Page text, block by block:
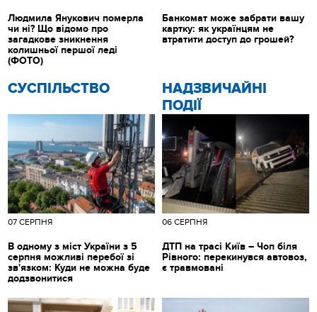
CУСПІЛЬСТВО
07 СЕРПНЯ
В одному з міст України з 5
серпня можливі перебої зі
зв'язком: Куди не можна буде
додзвонитися
НАДЗВИЧАЙНІ
ПОДІЇ
06 СЕРПНЯ
ДТП на трасі Київ – Чоп біля
Рівного: перекинувся автовоз,
є травмовані
Людмила Янукович померла
чи ні? Що відомо про
загадкове зникнення
колишньої першої леді
(ФОТО)
Банкомат може забрати вашу
картку: як українцям не
втратити доступ до грошей?